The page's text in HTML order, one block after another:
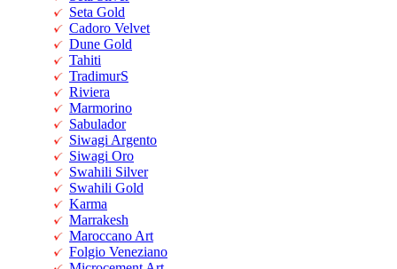
Seta Gold
Cadoro Velvet
Dune Gold
Tahiti
TradimurS
Riviera
Marmorino
Sabulador
Siwagi Argento
Siwagi Oro
Swahili Silver
Swahili Gold
Karma
Marrakesh
Maroccano Art
Folgio Veneziano